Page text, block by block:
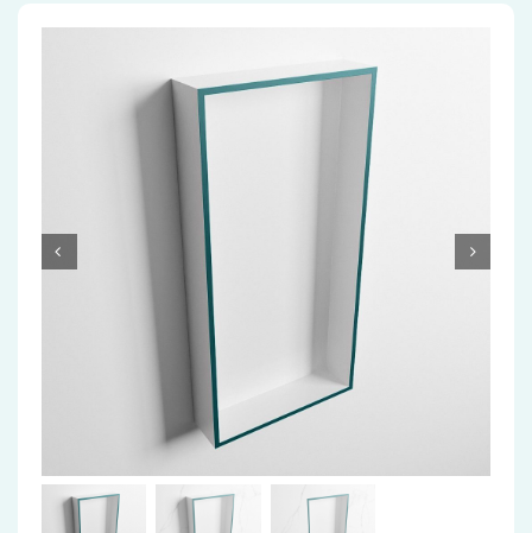
Accessoires
Installatiemateriaal
Klimaatbeheersing